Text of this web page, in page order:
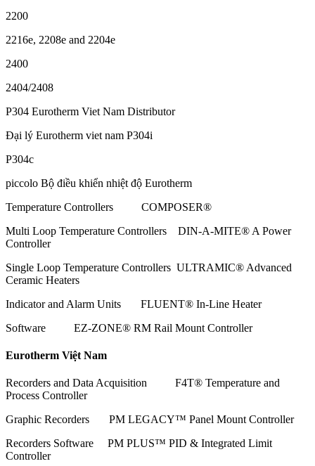
2200
2216e, 2208e and 2204e
2400
2404/2408
P304 Eurotherm Viet Nam Distributor
Đại lý Eurotherm viet nam P304i
P304c
piccolo Bộ điều khiển nhiệt độ Eurotherm
Temperature Controllers COMPOSER®
Multi Loop Temperature Controllers DIN-A-MITE® A Power
Controller
Single Loop Temperature Controllers ULTRAMIC® Advanced
Ceramic Heaters
Indicator and Alarm Units FLUENT® In-Line Heater
Software EZ-ZONE® RM Rail Mount Controller
Eurotherm Việt Nam
Recorders and Data Acquisition F4T® Temperature and
Process Controller
Graphic Recorders PM LEGACY™ Panel Mount Controller
Recorders Software PM PLUS™ PID & Integrated Limit
Controller